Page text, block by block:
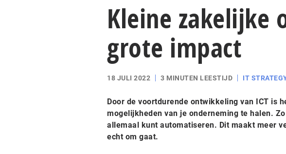
Kleine zakelijke
grote impact
18 JULI 2022 3 MINUTEN LEESTIJD IT
Door de voortdurende ontwikkeling van ICT is
mogelijkheden van je onderneming te halen.
allemaal kunt automatiseren. Dit maakt meer
echt om gaat.